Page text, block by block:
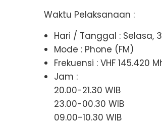
Waktu Pelaksanaan :
Hari / Tanggal : Selasa,
Mode : Phone (FM)
Frekuensi : VHF 145.420
Jam :
20.00-21.30 WIB
23.00-00.30 WIB
09.00-10.30 WIB